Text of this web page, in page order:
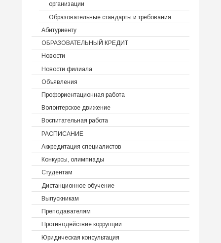
организации
Образовательные стандарты и требования
Абитуриенту
ОБРАЗОВАТЕЛЬНЫЙ КРЕДИТ
Новости
Новости филиала
Объявления
Профориентационная работа
Волонтерское движение
Воспитательная работа
РАСПИСАНИЕ
Аккредитация специалистов
Конкурсы, олимпиады
Студентам
Дистанционное обучение
Выпускникам
Преподавателям
Противодействие коррупции
Юридическая консультация